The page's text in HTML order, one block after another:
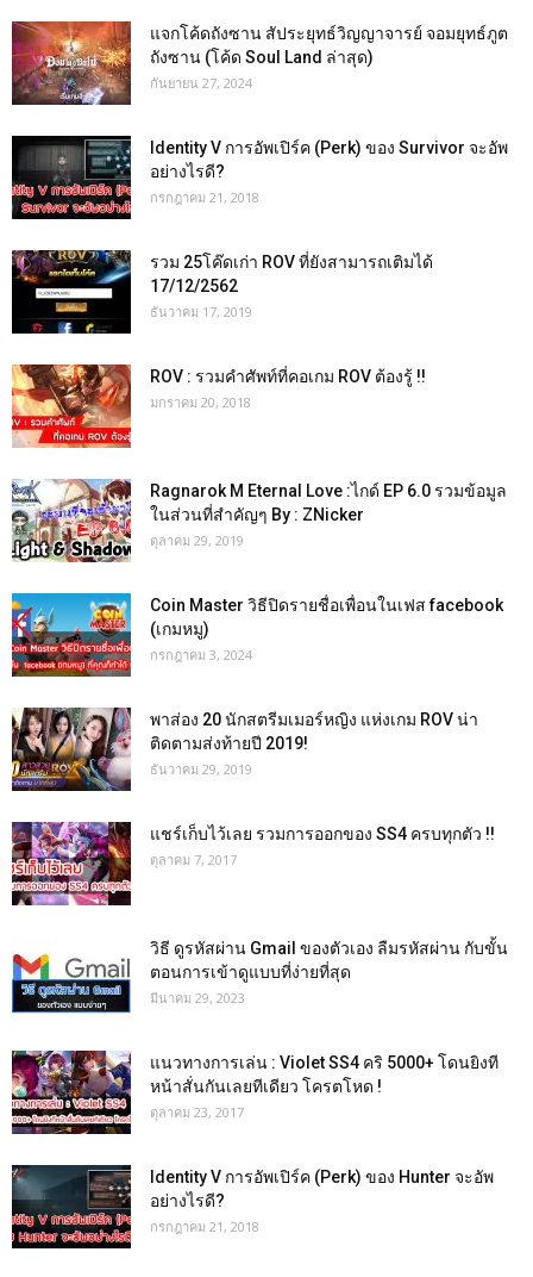
แจกโค้ดถังซาน สัประยุทธ์วิญญาจารย์ จอมยุทธ์ภูต
ถังซาน (โค้ด Soul Land ล่าสุด)
กันยายน 27, 2024
Identity V การอัพเปิร์ค (Perk) ของ Survivor จะอัพ
อย่างไรดี?
กรกฎาคม 21, 2018
รวม 25โค๊ดเก่า ROV ที่ยังสามารถเติมได้
17/12/2562
ธันวาคม 17, 2019
ROV : รวมคำศัพท์ที่คอเกม ROV ต้องรู้ !!
มกราคม 20, 2018
Ragnarok M Eternal Love :ไกด์ EP 6.0 รวมข้อมูล
ในส่วนที่สำคัญๆ By : ZNicker
ตุลาคม 29, 2019
Coin Master วิธีปิดรายชื่อเพื่อนในเฟส facebook
(เกมหมู)
กรกฎาคม 3, 2024
พาส่อง 20 นักสตรีมเมอร์หญิง แห่งเกม ROV น่า
ติดตามส่งท้ายปี 2019!
ธันวาคม 29, 2019
แชร์เก็บไว้เลย รวมการออกของ SS4 ครบทุกตัว !!
ตุลาคม 7, 2017
วิธี ดูรหัสผ่าน Gmail ของตัวเอง ลืมรหัสผ่าน กับขั้น
ตอนการเข้าดูแบบที่ง่ายที่สุด
มีนาคม 29, 2023
แนวทางการเล่น : Violet SS4 คริ 5000+ โดนยิงที
หน้าสั่นกันเลยทีเดียว โครตโหด !
ตุลาคม 23, 2017
Identity V การอัพเปิร์ค (Perk) ของ Hunter จะอัพ
อย่างไรดี?
กรกฎาคม 21, 2018